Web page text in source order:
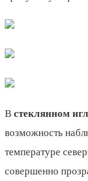
В стеклянном
возможность
температуре
совершенно